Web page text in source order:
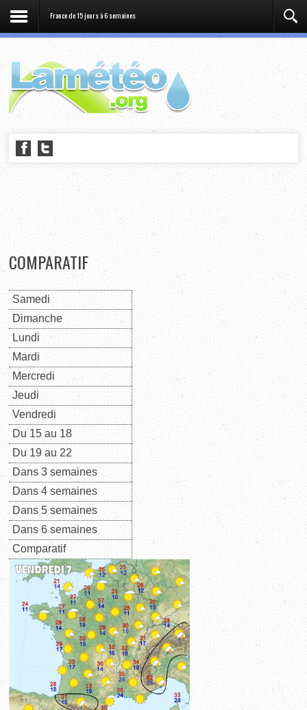
France de 15 jours à 6 semaines
COMPARATIF
Samedi
Dimanche
Lundi
Mardi
Mercredi
Jeudi
Vendredi
Du 15 au 18
Du 19 au 22
Dans 3 semaines
Dans 4 semaines
Dans 5 semaines
Dans 6 semaines
Comparatif